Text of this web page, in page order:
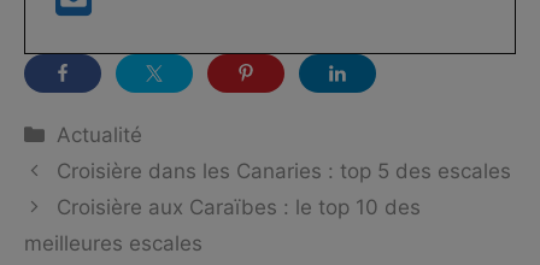
Catégories
Actualité
Croisière dans les Canaries : top 5 des escales
Croisière aux Caraïbes : le top 10 des
meilleures escales